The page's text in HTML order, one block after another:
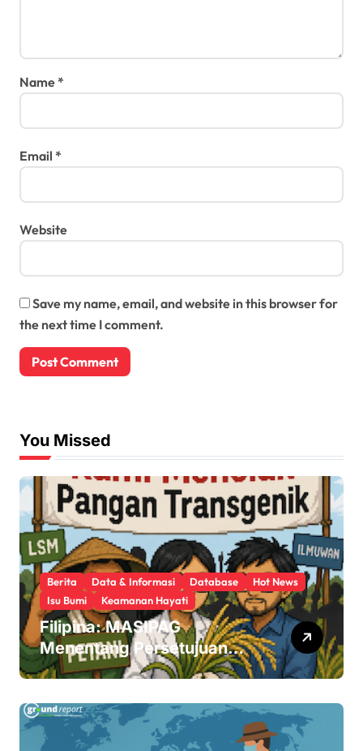
Name*
Email *
Website
Save my name, email, and website in this browser for
the next time I comment.
You Missed
Berita Data & Informasi Database
Hot News
Isu Bumi
Keamanan Hayati
Filipina: MASIPAG
Menentang Persetujuan
Beras Transgenik